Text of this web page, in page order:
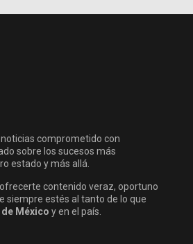
comprometido con
sobre los sucesos más
estado y más allá.
contenido veraz, oportuno
siempre estés al tanto de lo que
de México y en el país.